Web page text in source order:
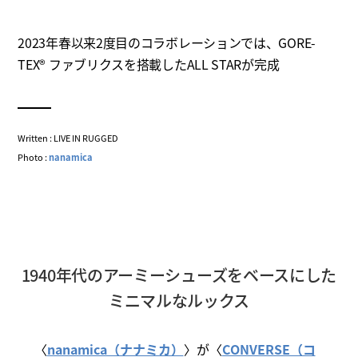
2023年春以来2度目のコラボレーションでは、GORE-
TEX® ファブリクスを搭載したALL STARが完成
Written : LIVE IN RUGGED
Photo :nanamica
1940年代のアーミーシューズをベースにした
ミニマルなルックス
〈nanamica（ナナミカ） 〉が〈CONVERSE（コ